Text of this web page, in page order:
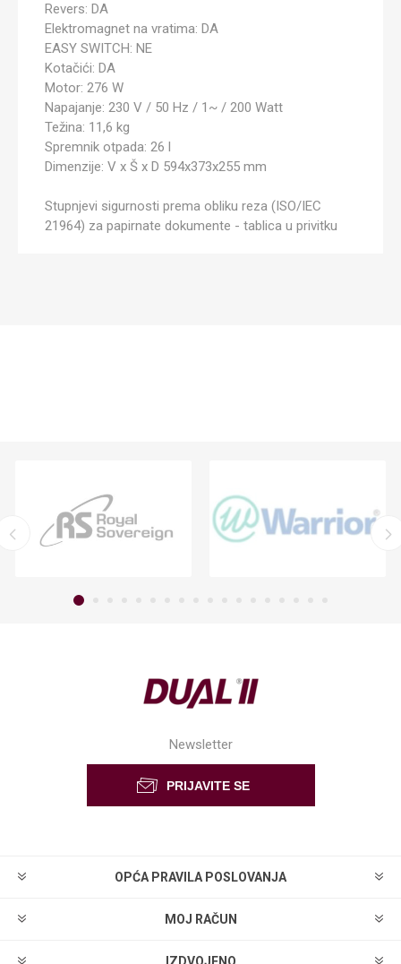
Revers: DA
Elektromagnet na vratima: DA
EASY SWITCH: NE
Kotačići: DA
Motor: 276 W
Napajanje: 230 V / 50 Hz / 1~ / 200 Watt
Težina: 11,6 kg
Spremnik otpada: 26 l
Dimenzije: V x Š x D 594x373x255 mm
Stupnjevi sigurnosti prema obliku reza (ISO/IEC
21964) za papirnate dokumente - tablica u privitku
Newsletter
OPĆA PRAVILA POSLOVANJA
MOJ RAČUN